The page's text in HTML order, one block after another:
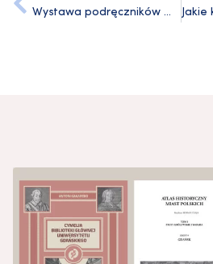
Wystawa podręczników Wydawnictwa UG w Bibliotece Ekonomicznej